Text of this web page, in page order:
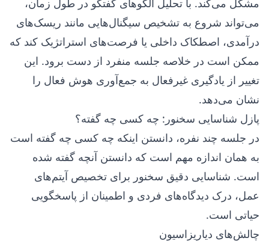
مشکل می‌کند. با تحلیل الگوهای گفتگو در طول زمان،
می‌تواند شروع به تشخیص سیگنال‌هایی مانند ریسک‌های
درآمدی، اصطکاک داخلی یا فرصت‌های استراتژیک کند که
ممکن است در خلاصه جلسه منفرد از دست برود. این
تغییر از یادگیری غیرفعال به جمع‌آوری هوش فعال را
نشان می‌دهد.
پازل شناسایی سخنور: چه کسی چه گفته؟
در جلسه چند نفره، دانستن اینکه چه کسی چه گفته است
به همان اندازه مهم است که دانستن آنچه گفته شده
است. شناسایی دقیق سخنور برای تخصیص آیتم‌های
عمل، درک دیدگاه‌های فردی و اطمینان از پاسخگویی
حیاتی است.
چالش‌های دیاریزاسیون